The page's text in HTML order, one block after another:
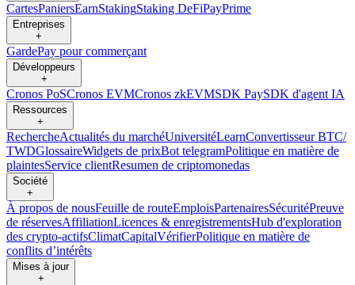
CartesPaniersEarnStakingStaking DeFiPayPrime
Entreprises
+
GardePay pour commerçant
Développeurs
+
Cronos PoSCronos EVMCronos zkEVMSDK PaySDK d'agent IA
Ressources
+
RechercheActualités du marchéUniversitéLearnConvertisseur BTC/
TWDGlossaireWidgets de prixBot telegramPolitique en matière de
plaintesService clientResumen de criptomonedas
Société
+
À propos de nousFeuille de routeEmploisPartenairesSécuritéPreuve
de réservesAffiliationLicences & enregistrementsHub d'exploration
des crypto-actifsClimatCapitalVérifierPolitique en matière de
conflits d’intérêts
Mises à jour
+